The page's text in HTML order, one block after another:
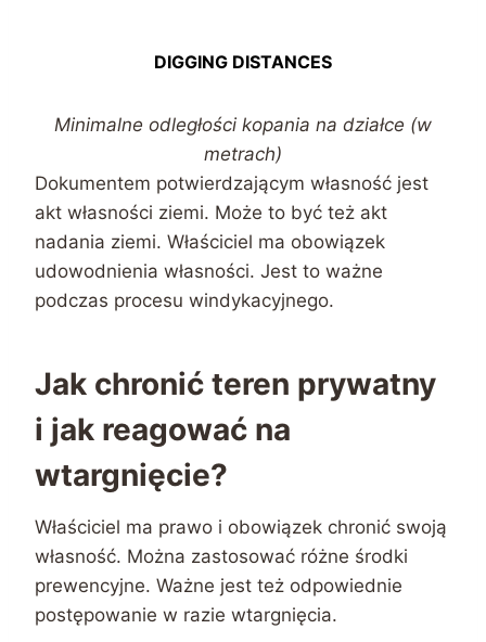
DIGGING DISTANCES
Minimalne odległości kopania na działce (w
metrach)
Dokumentem potwierdzającym własność jest
akt własności ziemi. Może to być też akt
nadania ziemi. Właściciel ma obowiązek
udowodnienia własności. Jest to ważne
podczas procesu windykacyjnego.
Jak chronić teren prywatny
i jak reagować na
wtargnięcie?
Właściciel ma prawo i obowiązek chronić swoją
własność. Można zastosować różne środki
prewencyjne. Ważne jest też odpowiednie
postępowanie w razie wtargnięcia.